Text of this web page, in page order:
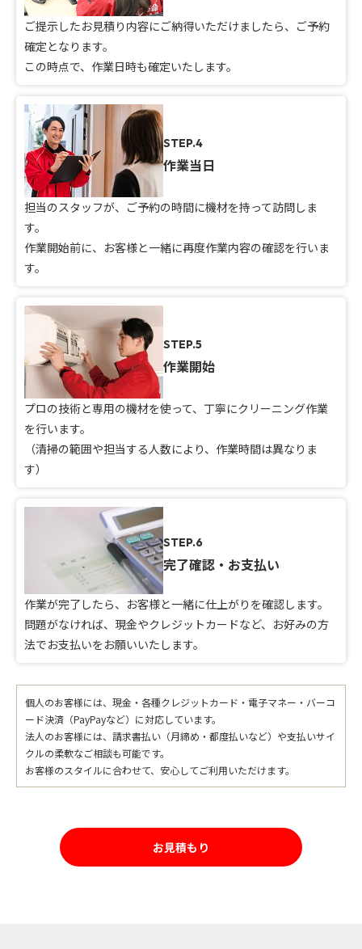
ご提示したお見積り内容にご納得いただけましたら、ご予約
確定となります。
この時点で、作業日時も確定いたします。
STEP.4
作業当日
担当のスタッフが、ご予約の時間に機材を持って訪問しま
す。
作業開始前に、お客様と一緒に再度作業内容の確認を行いま
す。
STEP.5
作業開始
プロの技術と専用の機材を使って、丁寧にクリーニング作業
を行います。
（清掃の範囲や担当する人数により、作業時間は異なりま
す）
STEP.6
完了確認・お支払い
作業が完了したら、お客様と一緒に仕上がりを確認します。
問題がなければ、現金やクレジットカードなど、お好みの方
法でお支払いをお願いいたします。
個人のお客様には、現金・各種クレジットカード・電子マネー・バーコ
ード決済（PayPayなど）に対応しています。
法人のお客様には、請求書払い（月締め・都度払いなど）や支払いサイ
クルの柔軟なご相談も可能です。
お客様のスタイルに合わせて、安心してご利用いただけます。
お見積もり